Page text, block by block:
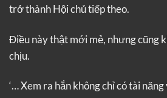
trở thành Hội chủ tiếp theo.
Điều này thật mới mẻ, nhưng cũng
chịu.
‘… Xem ra hắn không chỉ có tài